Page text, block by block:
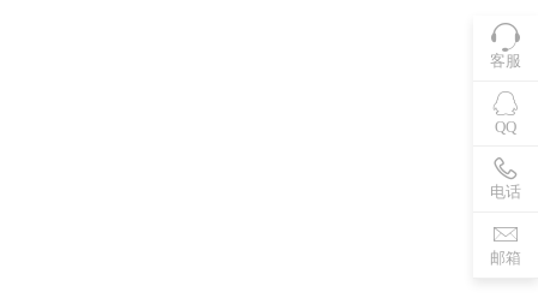
客服
QQ
电话
邮箱